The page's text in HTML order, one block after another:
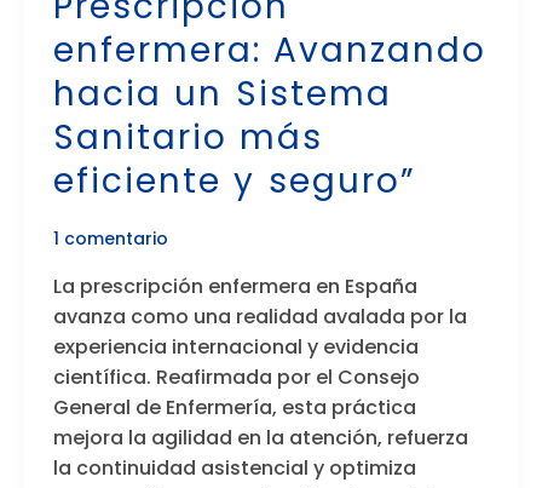
enfermera: Avanzando
hacia un Sistema
Sanitario más
eficiente y seguro”
1 comentario
La prescripción enfermera en España
avanza como una realidad avalada por la
experiencia internacional y evidencia
científica. Reafirmada por el Consejo
General de Enfermería, esta práctica
mejora la agilidad en la atención, refuerza
la continuidad asistencial y optimiza
Avanzando
hacia
un
Sistema
Sanitario
más
y